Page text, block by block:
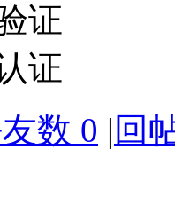
证
证
数 0 | 回